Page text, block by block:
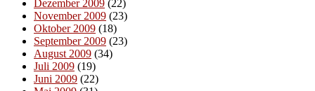
Dezember 2009 (22)
November 2009 (23)
Oktober 2009 (18)
September 2009 (23)
August 2009 (34)
Juli 2009 (19)
Juni 2009 (22)